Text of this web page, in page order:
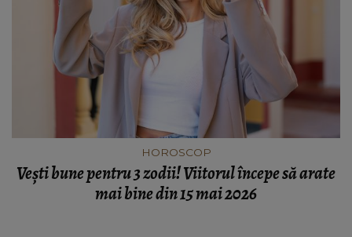
HOROSCOP
Vești bune pentru 3 zodii! Viitorul începe să arate
mai bine din 15 mai 2026